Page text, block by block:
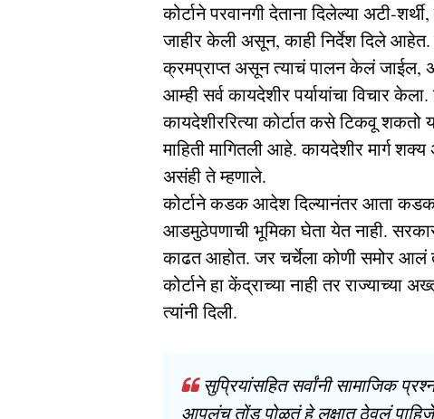
कोर्टाने परवानगी देताना दिलेल्या अटी-
जाहीर केली असून, काही निर्देश दिले आहेत.
क्रमप्राप्त असून त्याचं पालन केलं
आम्ही सर्व कायदेशीर पर्यायांचा विचार
कायदेशीररित्या कोर्टात कसे टिकवू शकतो
माहिती मागितली आहे. कायदेशीर मार्ग
असंही ते म्हणाले.
कोर्टाने कडक आदेश दिल्यानंतर आता कडक
आडमुठेपणाची भूमिका घेता येत नाही.
काढत आहोत. जर चर्चेला कोणी समोर आलं
कोर्टाने हा केंद्राच्या नाही तर
त्यांनी दिली.
सुप्रियांसहित सर्वांनी सामाजिक
आपलंच तोंड पोळतं हे लक्षात ठेवलं